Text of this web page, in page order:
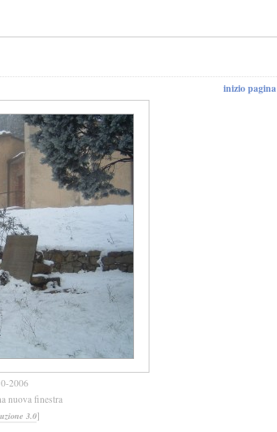
inizio pagina
2006
nuova finestra
3.0]